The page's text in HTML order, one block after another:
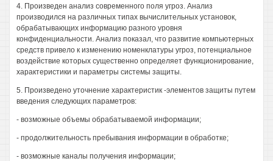
4. Произведен анализ современного поля угроз. Анализ
производился на различных типах вычислительных установок,
обрабатывающих информацию разного уровня
конфиденциальности. Анализ показал, что развитие компьютерных
средств привело к изменению номенклатуры угроз, потенциальное
воздействие которых существенно определяет функционирование,
характеристики и параметры системы защиты.
5. Произведено уточнение характеристик -элементов защиты путем
введения следующих параметров:
- возможные объемы обрабатываемой информации;
- продолжительность пребывания информации в обработке;
- возможные каналы получения информации;